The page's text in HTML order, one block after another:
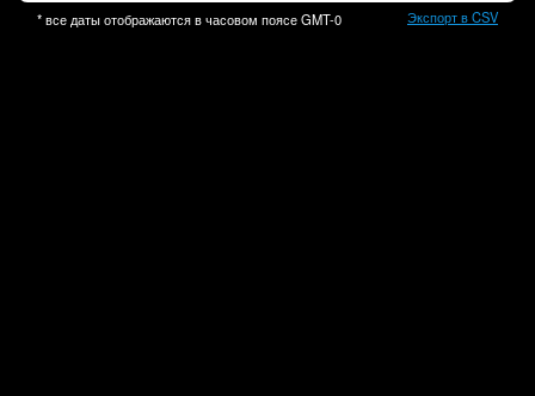
* все даты отображаются в часовом поясеGMT-0 Экспорт в CSV